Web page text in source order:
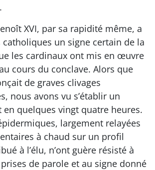
XVI, par sa rapidité même, a
un signe certain de la
les cardinaux ont mis en œuvre
cours du conclave. Alors que
de graves clivages
nous avons vu s’établir un
en quelques vingt quatre heures.
largement relayées
à chaud sur un profil
à l’élu, n’ont guère résisté à
de parole et au signe donné